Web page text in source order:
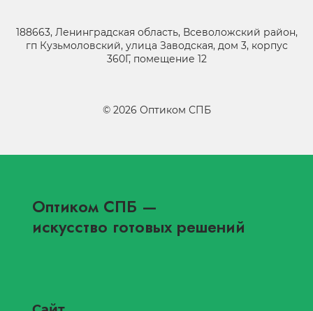
188663, Ленинградская область, Всеволожский район,
гп Кузьмоловский, улица Заводская, дом 3, корпус
360Г, помещение 12
© 2026 Оптиком СПБ
Оптиком СПБ —
искусство готовых решений